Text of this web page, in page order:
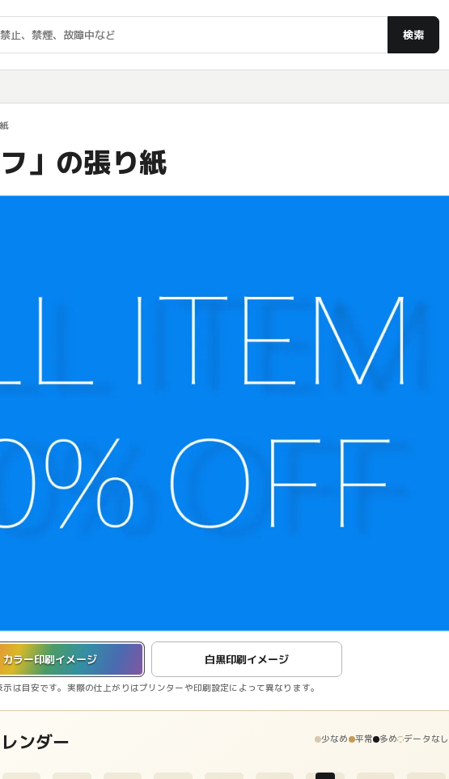
検索
」の張り紙
カラー印刷イメージ 白黒印刷イメージ
示は目安です。実際の仕上がりはプリンターや印刷設定によって異なります。
います。
ンダー 少なめ 平常 多め データなし